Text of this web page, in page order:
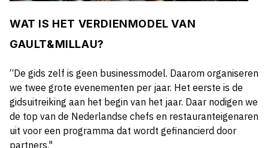
WAT IS HET VERDIENMODEL VAN
GAULT&MILLAU?
“De gids zelf is geen businessmodel. Daarom organiseren
we twee grote evenementen per jaar. Het eerste is de
gidsuitreiking aan het begin van het jaar. Daar nodigen we
de top van de Nederlandse chefs en restauranteigenaren
uit voor een programma dat wordt gefinancierd door
partners."